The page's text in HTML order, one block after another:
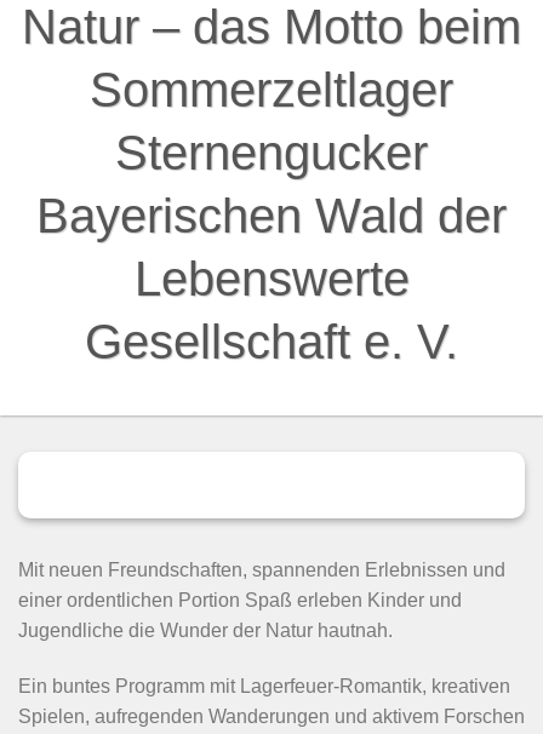
Natur – das Motto beim
Sommerzeltlager
Sternengucker
Bayerischen Wald der
Lebenswerte
Gesellschaft e. V.
Mit neuen Freundschaften, spannenden Erlebnissen und
einer ordentlichen Portion Spaß erleben Kinder und
Jugendliche die Wunder der Natur hautnah.
Ein buntes Programm mit Lagerfeuer-Romantik, kreativen
Spielen, aufregenden Wanderungen und aktivem Forschen